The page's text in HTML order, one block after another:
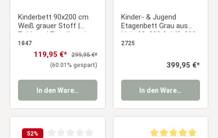
Kinderbett 90x200 cm
Weiß grauer Stoff |
Zeltbett | Einzelbett |
mit Lattenrost | Holz
1847
Verkaufspreis:
119,95 €* Regulärer Preis:
299,95 €*
(60.01% gespart)
In den Warenkorb
Kinder- & Jugend
Etagenbett Grau aus
Holz 90x200 & 140x200
cm mit 2 Matratzen
2725
Regulärer Preis:
399,95 €*
In den Warenkorb
52%